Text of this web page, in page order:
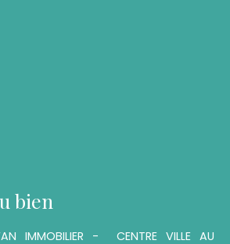
bien
IMMOBILIER - CENTRE VILLE AU